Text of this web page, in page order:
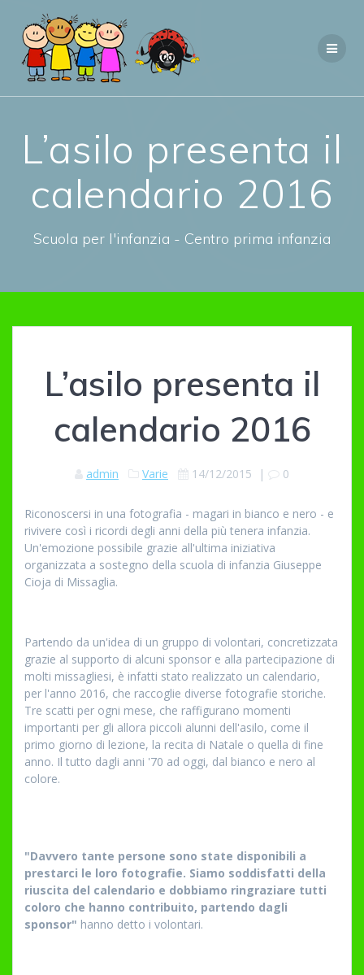
contenuto
L’asilo presenta il
calendario 2016
Scuola per l'infanzia - Centro prima infanzia
L’asilo presenta il
calendario 2016
admin Varie 14/12/2015 | 0
Riconoscersi in una fotografia - magari in bianco e nero - e
rivivere così i ricordi degli anni della più tenera infanzia.
Un'emozione possibile grazie all'ultima iniziativa
organizzata a sostegno della scuola di infanzia Giuseppe
Cioja di Missaglia.
Partendo da un'idea di un gruppo di volontari, concretizzata
grazie al supporto di alcuni sponsor e alla partecipazione di
molti missagliesi, è infatti stato realizzato un calendario,
per l'anno 2016, che raccoglie diverse fotografie storiche.
Tre scatti per ogni mese, che raffigurano momenti
importanti per gli allora piccoli alunni dell'asilo, come il
primo giorno di lezione, la recita di Natale o quella di fine
anno. Il tutto dagli anni '70 ad oggi, dal bianco e nero al
colore.
"Davvero tante persone sono state disponibili a
prestarci le loro fotografie. Siamo soddisfatti della
riuscita del calendario e dobbiamo ringraziare tutti
coloro che hanno contribuito, partendo dagli
sponsor" hanno detto i volontari.